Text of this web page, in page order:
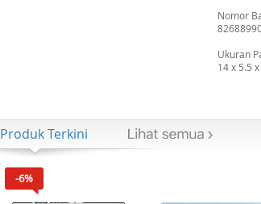
Nomor
Ukuran
14 x 5.5
Produk Terkini
-6%